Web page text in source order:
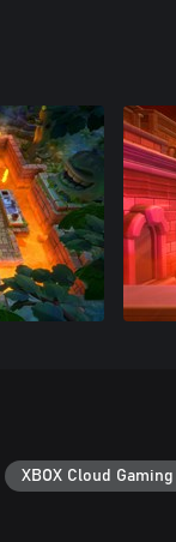
XBOX Cloud Gaming